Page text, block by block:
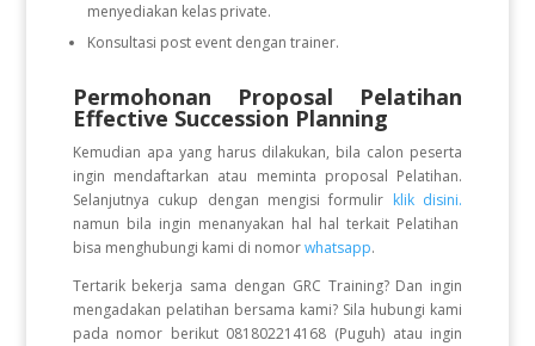
menyediakan kelas private.
Konsultasi post event dengan trainer.
Permohonan Proposal Pelatihan
Effective Succession Planning
Kemudian apa yang harus dilakukan, bila calon peserta
ingin mendaftarkan atau meminta proposal Pelatihan.
Selanjutnya cukup dengan mengisi formulir klik disini.
namun bila ingin menanyakan hal hal terkait Pelatihan
bisa menghubungi kami di nomorwhatsapp.
Tertarik bekerja sama dengan GRC Training? Dan ingin
mengadakan pelatihan bersama kami? Sila hubungi kami
pada nomor berikut 081802214168 (Puguh) atau ingin